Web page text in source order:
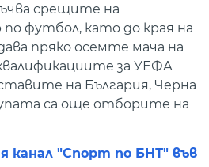
срещите на
футбол, като до края на
пряко осемте мача на
за УЕФА
на България, Черна
са още отборите на
канал "Спорт по БНТ" във